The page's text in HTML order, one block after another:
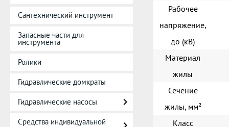
Сантехнический инструмент
Запасные части для
инструмента
Ролики
Гидравлические домкраты
Гидравлические насосы
Средства индивидуальной
Рабочее
напряжение,
до (кВ)
Материал
жилы
Сечение
жилы, мм²
Класс